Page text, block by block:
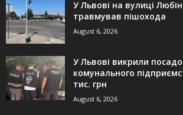
У Львові на вулиці
травмував пішохода
August 6, 2026
У Львові викрили
комунального
тис. грн
August 6, 2026